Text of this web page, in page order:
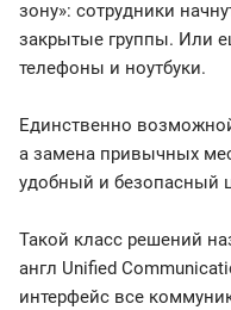
зону»: сотрудники
закрытые группы. Или
телефоны и ноутбуки.
Единственно
а замена привычных
удобный и безопасный
Такой класс решений
англ Unified
интерфейс все